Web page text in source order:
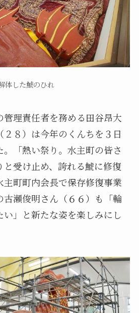
体した鯱のひれ
管理責任者を務める田谷昂大
２８）は今年のくんちを３日
「熱い祭り。水主町の皆さ
と受け止め、誇れる鯱に修復
主町町内会長で保存修復事業
瀬俊明さん（６６）も「輪
」と新たな姿を楽しみにし